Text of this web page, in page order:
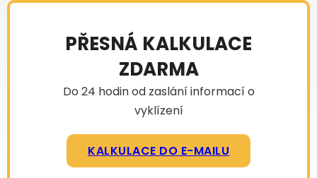
PŘESNÁ KALKULACE
ZDARMA
Do 24 hodin od zaslání informací o
vyklízení
KALKULACE DO E-MAILU